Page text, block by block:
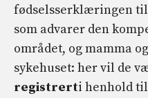
fødselsserklæringen til
som advarer den
området, og mamma
sykehuset: her vil de
registrerti henhold